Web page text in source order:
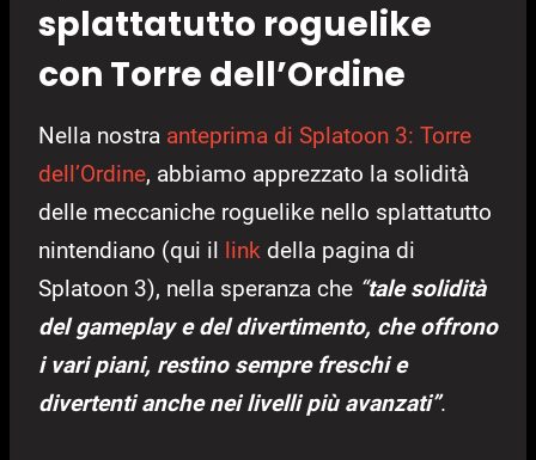
splattatutto roguelike
con Torre dell’Ordine
Nella nostra anteprima di Splatoon 3: Torre
dell’Ordine, abbiamo apprezzato la solidità
delle meccaniche roguelike nello splattatutto
nintendiano (qui il link della pagina di
Splatoon 3), nella speranza che “tale solidità
del gameplay e del divertimento, che offrono
i vari piani, restino sempre freschi e
divertenti anche nei livelli più avanzati”.